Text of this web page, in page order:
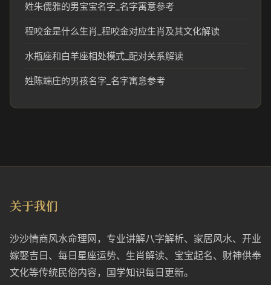
姓朱儒雅的男宝宝名字_名字寓意参考
程咬金是什么生肖_程咬金对应生肖及其文化解读
水瓶座和白羊座相处模式_配对关系解读
姓陈端庄的男孩名字_名字寓意参考
关于我们
沙沙情商风水命理网，专业讲解八字解析、家居风水、开业
嫁娶吉日、每日星座运势、生肖解读、宝宝起名、财神供奉
文化等传统民俗内容，国学知识每日更新。